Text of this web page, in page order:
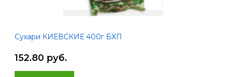
Сухари КИЕВСКИЕ 400г БХП
152.80 руб.